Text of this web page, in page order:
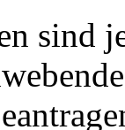
sind